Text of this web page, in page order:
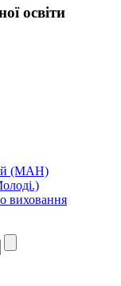
освіти
(МАН)
виховання